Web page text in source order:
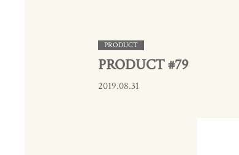
PRODUCT
PRODUCT #79
2019.08.31